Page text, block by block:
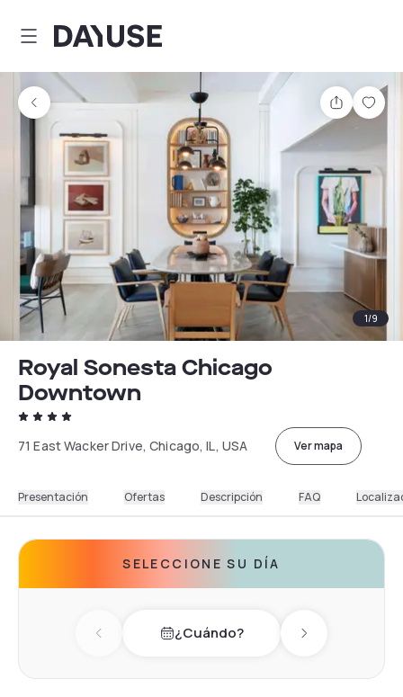
Dayuse
1/9
Royal Sonesta Chicago
Downtown
71 East Wacker Drive, Chicago, IL, USA Ver mapa
Presentación Ofertas Descripción FAQ
SELECCIONE SU DÍA
Previous day¿Cuándo? Next day